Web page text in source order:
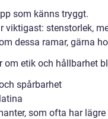
som känns tryggt.
viktigast: stenstorlek,
dessa ramar, gärna
om etik och hållbarhet
spårbarhet
som ofta har